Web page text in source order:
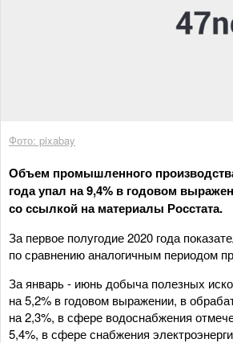
Фото: pixabay
Объем промышленного
года упал на 9,4% в годовом
со ссылкой на материалы Росстата.
За первое полугодие 2020 года
по сравнению аналогичным периодом
За январь - июнь добыча полезных
на 5,2% в годовом выражении, в
на 2,3%, в сфере водоснабжения
5,4%, в сфере снабжения